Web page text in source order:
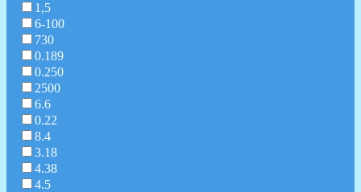
1,5
6-100
730
0.189
0.250
2500
6.6
0.22
8.4
3.18
4.38
4.5